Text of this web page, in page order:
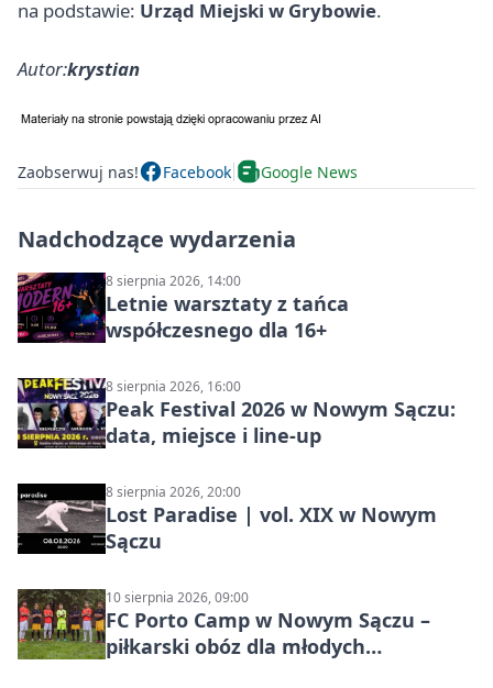
na podstawie: Urząd Miejski w Grybowie.
Autor:krystian
Zaobserwuj nas! Facebook Google News
Nadchodzące wydarzenia
8 sierpnia 2026, 14:00
Letnie warsztaty z tańca
współczesnego dla 16+
8 sierpnia 2026, 16:00
Peak Festival 2026 w Nowym Sączu:
data, miejsce i line-up
8 sierpnia 2026, 20:00
Lost Paradise | vol. XIX w Nowym
Sączu
10 sierpnia 2026, 09:00
FC Porto Camp w Nowym Sączu –
piłkarski obóz dla młodych